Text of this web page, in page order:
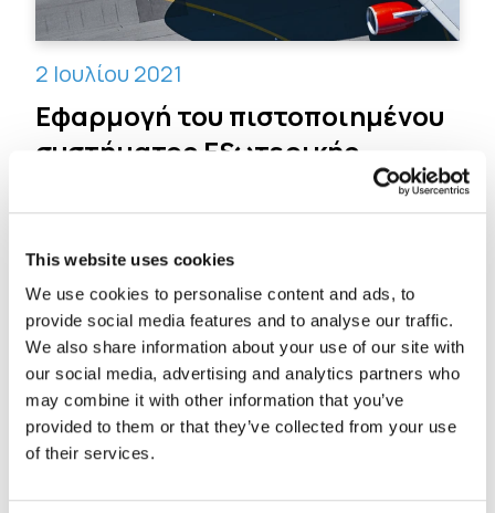
This website uses cookies
We use cookies to personalise content and ads, to
provide social media features and to analyse our traffic.
We also share information about your use of our site with
our social media, advertising and analytics partners who
may combine it with other information that you’ve
provided to them or that they’ve collected from your use
of their services.
2 Ιουλίου 2021
Εφαρμογή του πιστοποιημένου
συστήματος Εξωτερικής
Θερμομόνωσης “MARMOLINE
MONOSIS” στο αεροδρόμιο
Ιωαννίνων
Μάθετε περισσότερα
1 2